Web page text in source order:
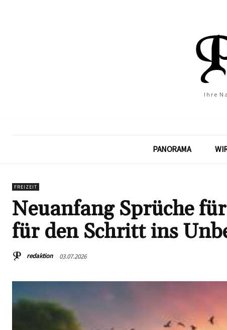
Ihre
PANORAMA
FREIZEIT
Neuanfang Sprüche
für den Schritt ins
redaktion 03.07.2026